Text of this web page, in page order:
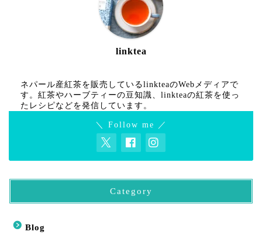
linktea
ネパール産紅茶を販売しているlinkteaのWebメディアで
す。紅茶やハーブティーの豆知識、linkteaの紅茶を使っ
たレシピなどを発信しています。
＼ Follow me ／
Category
Blog